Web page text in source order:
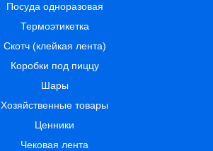
Посуда одноразовая
Термоэтикетка
Скотч (клейкая лента)
Коробки под пиццу
Шары
Хозяйственные товары
Ценники
Чековая лента